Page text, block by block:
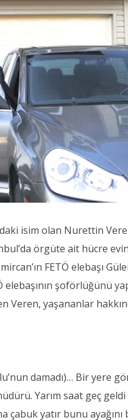
isim olan Nurettin
örgüte ait hücre
FETÖ elebaşı
elebaşının şoförlüğünü
Veren, yaşananlar
damadı)… Bir yere
Yarım saat geç
çabuk yatır bunu